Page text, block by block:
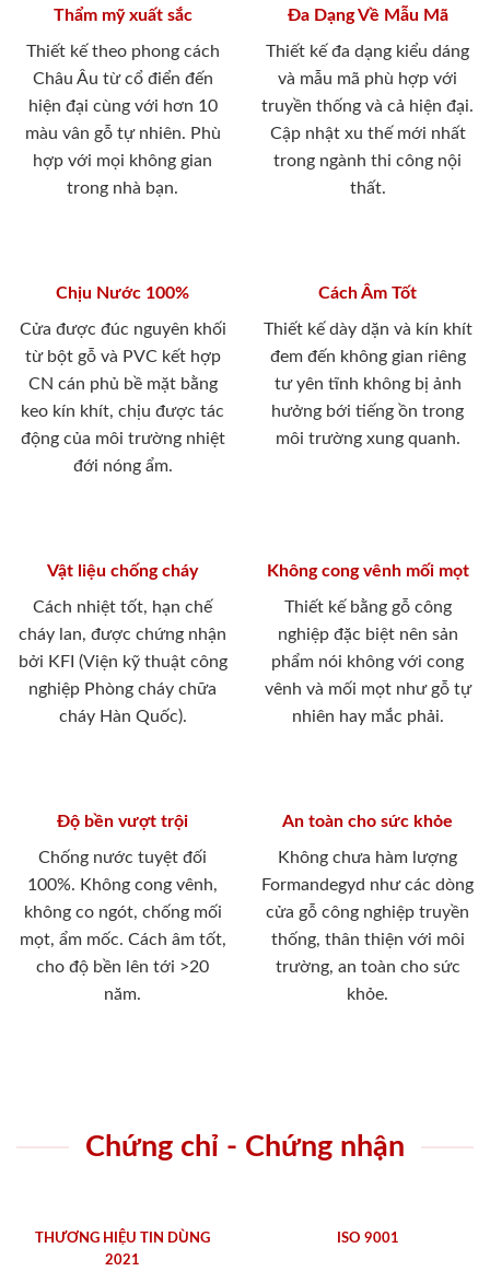
Thẩm mỹ xuất sắc
Thiết kế theo phong cách
Châu Âu từ cổ điển đến
hiện đại cùng với hơn 10
màu vân gỗ tự nhiên. Phù
hợp với mọi không gian
trong nhà bạn.
Đa Dạng Về Mẫu Mã
Thiết kế đa dạng kiểu dáng
và mẫu mã phù hợp với
truyền thống và cả hiện đại.
Cập nhật xu thế mới nhất
trong ngành thi công nội
thất.
Chịu Nước 100%
Cửa được đúc nguyên khối
từ bột gỗ và PVC kết hợp
CN cán phủ bề mặt bằng
keo kín khít, chịu được tác
động của môi trường nhiệt
đới nóng ẩm.
Cách Âm Tốt
Thiết kế dày dặn và kín khít
đem đến không gian riêng
tư yên tĩnh không bị ảnh
hưởng bới tiếng ồn trong
môi trường xung quanh.
Vật liệu chống cháy
Cách nhiệt tốt, hạn chế
cháy lan, được chứng nhận
bởi KFI (Viện kỹ thuật công
nghiệp Phòng cháy chữa
cháy Hàn Quốc).
Không cong vênh mối mọt
Thiết kế bằng gỗ công
nghiệp đặc biệt nên sản
phẩm nói không với cong
vênh và mối mọt như gỗ tự
nhiên hay mắc phải.
Độ bền vượt trội
Chống nước tuyệt đối
100%. Không cong vênh,
không co ngót, chống mối
mọt, ẩm mốc. Cách âm tốt,
cho độ bền lên tới >20
năm.
An toàn cho sức khỏe
Không chưa hàm lượng
Formandegyd như các dòng
cửa gỗ công nghiệp truyền
thống, thân thiện với môi
trường, an toàn cho sức
khỏe.
Chứng chỉ - Chứng nhận
THƯƠNG HIỆU TIN DÙNG
2021
ISO 9001